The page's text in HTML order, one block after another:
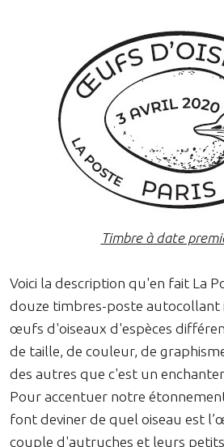
Timbre à date
Voici la description qu'en fait La
douze timbres-poste autocollant
œufs d'oiseaux d'espèces
de taille, de couleur, de
des autres que c'est un
Pour accentuer notre
font deviner de quel oiseau est
couple d'autruches et leurs